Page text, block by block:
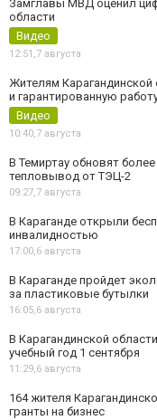
Замглавы МВД оценил
области
Видео
12:51,7 августа
Жителям Карагандинской
и гарантированную
Видео
10:40,7 августа
В Темиртау обновят
тепловывод от ТЭЦ-2
09:27,7 августа
В Караганде открыли
инвалидностью
17:00,6 августа
В Караганде пройдет
за пластиковые бутылки
16:05,6 августа
В Карагандинской
учебный год 1 сентября
11:29,6 августа
164 жителя
гранты на бизнес